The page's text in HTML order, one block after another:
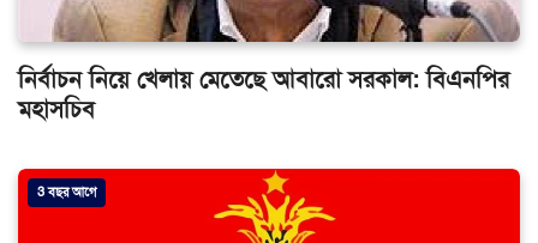
নির্বাচন নিয়ে খেলায় মেতেছে আবারো সরকাল: বিএনপির
মহাসচিব
3 বছর আগে